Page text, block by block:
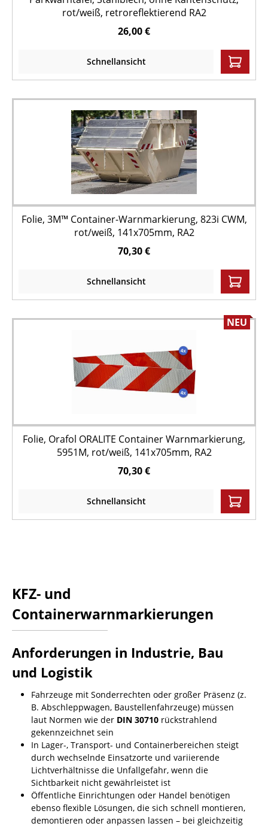
rot/weiß, retroreflektierend RA2
26,00 €
Schnellansicht
Folie, 3M™ Container-Warnmarkierung, 823i CWM,
rot/weiß, 141x705mm, RA2
70,30 €
Schnellansicht
NEU
Folie, Orafol ORALITE Container Warnmarkierung,
5951M, rot/weiß, 141x705mm, RA2
70,30 €
Schnellansicht
KFZ- und
Containerwarnmarkierungen
Anforderungen in Industrie, Bau
und Logistik
Fahrzeuge mit Sonderrechten oder großer Präsenz (z.
B. Abschleppwagen, Baustellenfahrzeuge) müssen
laut Normen wie der DIN 30710 rückstrahlend
gekennzeichnet sein
In Lager-, Transport- und Containerbereichen steigt
durch wechselnde Einsatzorte und variierende
Lichtverhältnisse die Unfallgefahr, wenn die
Sichtbarkeit nicht gewährleistet ist
Öffentliche Einrichtungen oder Handel benötigen
ebenso flexible Lösungen, die sich schnell montieren,
demontieren oder anpassen lassen – bei gleichzeitig